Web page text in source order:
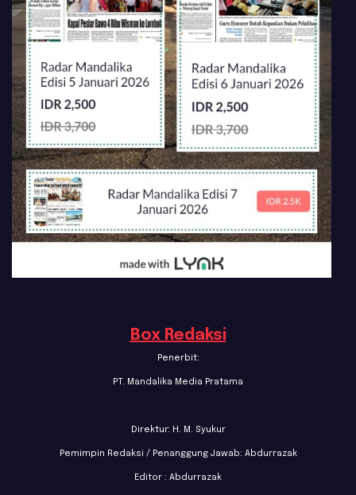
Box Redaksi
Penerbit:
PT. Mandalika Media Pratama
Direktur: H. M. Syukur
Pemimpin Redaksi / Penanggung Jawab: Abdurrazak
Editor : Abdurrazak